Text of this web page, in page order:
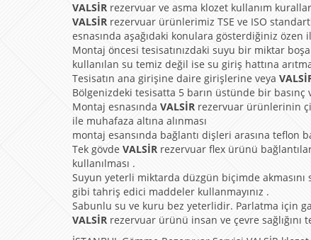
VALSİR rezervuar ve asma klozet kullanım
VALSİR rezervuar ürünlerimiz TSE ve ISO
esnasında aşağıdaki konulara gösterdiğiniz
Montaj öncesi tesisatınızdaki suyu bir miktar
kullanılan su temiz değil ise su giriş hattına arıtma
Tesisatın ana girişine daire girişlerine veya
Bölgenizdeki tesisatta 5 barın üstünde bir basınç
Montaj esnasında VALSİR rezervuar ürünlerinin
ile muhafaza altına alınması
montaj esansında bağlantı dişleri arasına teflon
Tek gövde VALSİR rezervuar flex ürünü
kullanılması .
Suyun yeterli miktarda düzgün biçimde akmasını
gibi tahriş edici maddeler kullanmayınız .
Sabunlu su ve kuru bez yeterlidir. Parlatma için
VALSİR rezervuar ürünü insan ve çevre